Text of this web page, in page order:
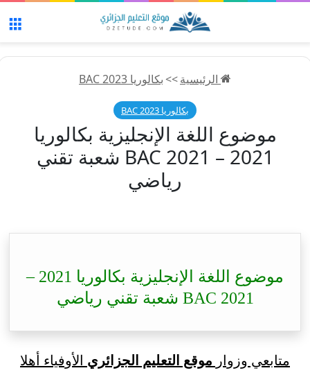
الرئيسية>>بكالوريا 2023 BAC
بكالوريا 2023 BAC
موضوع اللغة الإنجليزية بكالوريا
2021 – BAC 2021 شعبة تقني
رياضي
موضوع اللغة الإنجليزية بكالوريا 2021 –
BAC 2021 شعبة تقني رياضي
متابعي وزوار موقع التعليم الجزائري الأوفياء أهلا